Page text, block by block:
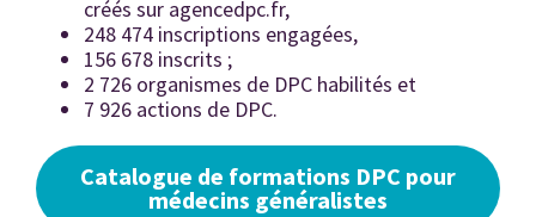
créés sur agencedpc.fr,
248 474 inscriptions engagées,
156 678 inscrits ;
2 726 organismes de DPC habilités et
7 926 actions de DPC.
Catalogue de formations DPC pour
médecins généralistes